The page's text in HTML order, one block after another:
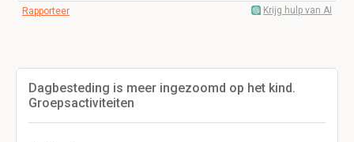
Rapporteer Krijg hulp van AI
Dagbesteding is meer ingezoomd op het kind.
Groepsactiviteiten